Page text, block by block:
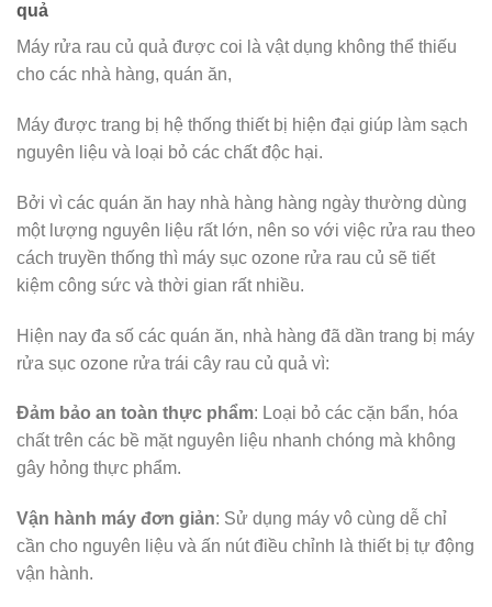
quả
Máy rửa rau củ quả được coi là vật dụng không thể thiếu
cho các nhà hàng, quán ăn,
Máy được trang bị hệ thống thiết bị hiện đại giúp làm sạch
nguyên liệu và loại bỏ các chất độc hại.
Bởi vì các quán ăn hay nhà hàng hàng ngày thường dùng
một lượng nguyên liệu rất lớn, nên so với việc rửa rau theo
cách truyền thống thì máy sục ozone rửa rau củ sẽ tiết
kiệm công sức và thời gian rất nhiều.
Hiện nay đa số các quán ăn, nhà hàng đã dần trang bị máy
rửa sục ozone rửa trái cây rau củ quả vì:
Đảm bảo an toàn thực phẩm: Loại bỏ các cặn bẩn, hóa
chất trên các bề mặt nguyên liệu nhanh chóng mà không
gây hỏng thực phẩm.
Vận hành máy đơn giản: Sử dụng máy vô cùng dễ chỉ
cần cho nguyên liệu và ấn nút điều chỉnh là thiết bị tự động
vận hành.